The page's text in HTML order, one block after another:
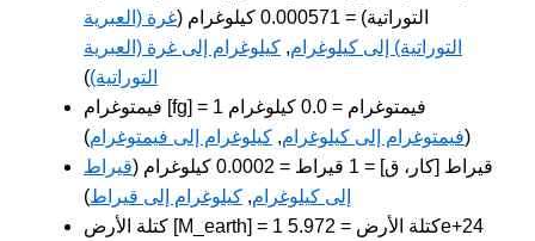
التوراتية) = 0.000571 كيلوغرام (
غرة (العبرية
التوراتية) إلى كيلوغرام, كيلوغرام إلى غرة (العبرية
التوراتية))
فيمتوغرام [fg] = 1 فيمتوغرام = 0.0 كيلوغرام
(فيمتوغرام إلى كيلوغرام, كيلوغرام إلى فيمتوغرام)
قيراط [كار، ق] = 1 قيراط = 0.0002 كيلوغرام (
قيراط
إلى كيلوغرام, كيلوغرام إلى قيراط)
كتلة الأرض [M_earth] = 1 كتلة الأرض = 5.972e+24